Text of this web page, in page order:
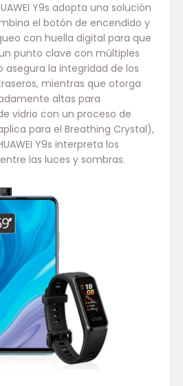
Y9s adopta una solución
el botón de encendido y
con huella digital para que
punto clave con múltiples
asegura la integridad de los
mientras que otorga
altas para
vidrio con un proceso de
para el Breathing Crystal),
Y9s interpreta los
las luces y sombras.